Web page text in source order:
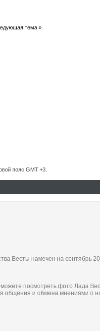
тема »
пояс GMT +3.
Весты намечен на сентябрь
посмотреть фото Лада
общения и обмена мнениями о